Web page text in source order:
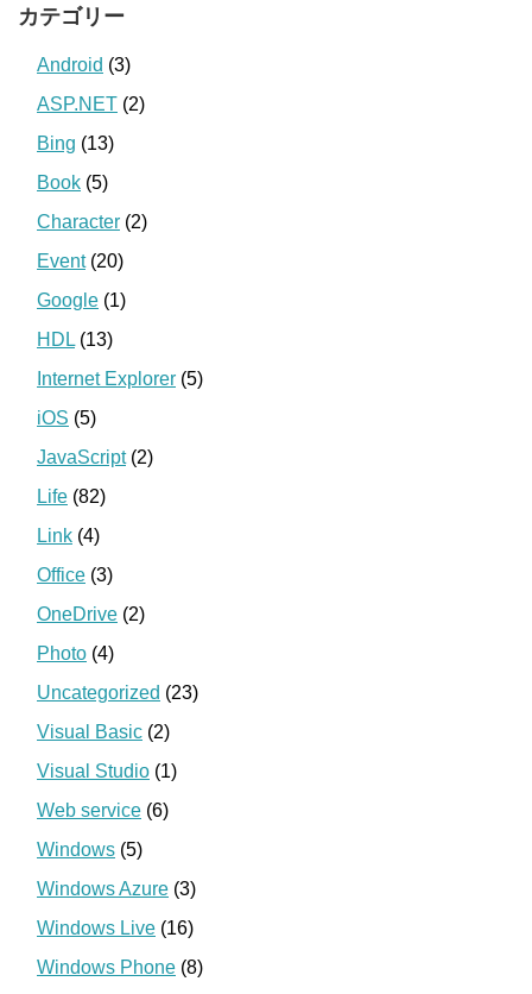
カテゴリー
Android (3)
ASP.NET (2)
Bing (13)
Book (5)
Character (2)
Event(20)
Google (1)
HDL (13)
Internet Explorer (5)
iOS (5)
JavaScript(2)
Life (82)
Link (4)
Office (3)
OneDrive (2)
Photo (4)
Uncategorized (23)
Visual Basic (2)
Visual Studio (1)
Web service (6)
Windows (5)
Windows Azure (3)
Windows Live (16)
Windows Phone (8)